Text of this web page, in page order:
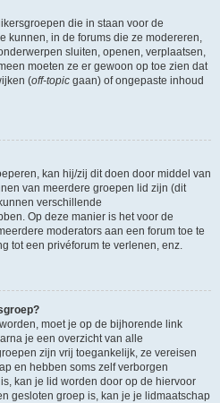
die in staan voor de
kunnen, in de forums die ze modereren,
sluiten, openen, verplaatsen,
moeten ze er gewoon op toe zien dat
(off-topic gaan) of ongepaste inhoud
kan hij/zij dit doen door middel van
van meerdere groepen lid zijn (dit
verschillende
Op deze manier is het voor de
moderators aan een forum toe te
tot een privéforum te verlenen, enz.
moet je op de bijhorende link
je een overzicht van alle
zijn vrij toegankelijk, ze vereisen
en hebben soms zelf verborgen
kan je lid worden door op de hiervoor
gesloten groep is, kan je je lidmaatschap